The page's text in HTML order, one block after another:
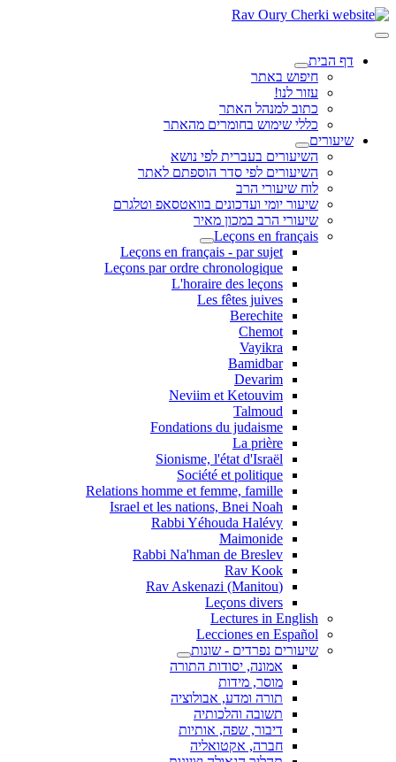
דף הבית
חיפוש באתר
עזור לנו!
כתוב למנהל האתר
כללי שימוש בחומרים מהאתר
שיעורים
השיעורים בעברית לפי נושא
השיעורים לפי סדר הוספתם לאתר
לוח שיעורי הרב
שיעור יומי ועדכונים בוואטסאפ וטלגרם
שיעורי הרב במכון מאיר
Leçons en français
Leçons en français - par sujet
Leçons par ordre chronologique
L'horaire des leçons
Les fêtes juives
Berechite
Chemot
Vayikra
Bamidbar
Devarim
Neviim et Ketouvim
Talmoud
Fondations du judaisme
La prière
Sionisme, l'état d'Israël
Société et politique
Relations homme et femme, famille
Israel et les nations, Bnei Noah
Rabbi Yéhouda Halévy
Maimonide
Rabbi Na'hman de Breslev
Rav Kook
(Rav Askenazi (Manitou
Leçons divers
Lectures in English
Lecciones en Español
שיעורים נפרדים - שונות
אמונה, יסודות התורה
מוסר, מידות
תורה ומדע, אבולוציה
תשובה והלכותיה
דיבור, שפה, אותיות
חברה, אקטואליה